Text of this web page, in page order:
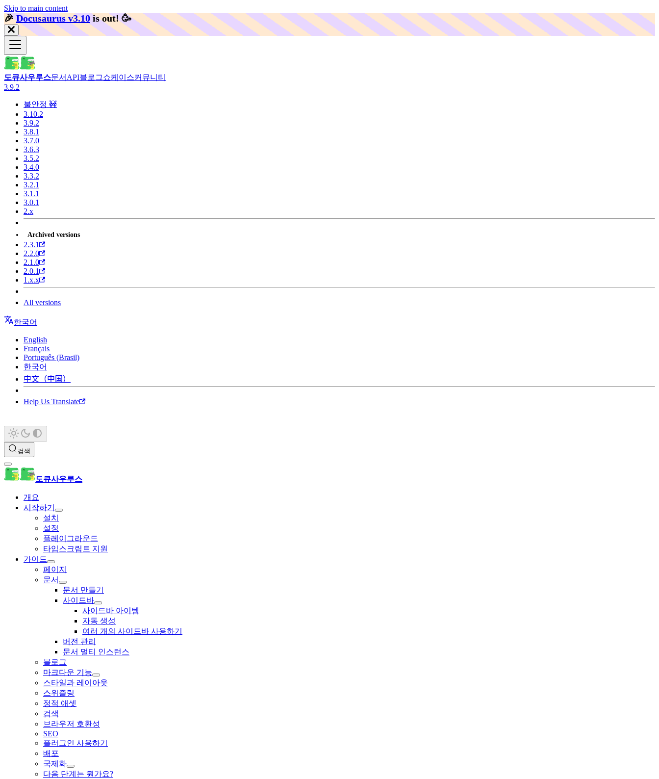
Skip to main content
🎉️Docusaurus v3.10 is out! 🥳️
도큐사우루스문서 API블로그쇼케이스커뮤니티
3.9.2
불안정 🚧
3.10.2
3.9.2
3.8.1
3.7.0
3.6.3
3.5.2
3.4.0
3.3.2
3.2.1
3.1.1
3.0.1
2.x
Archived versions
2.3.1
2.2.0
2.1.0
2.0.1
1.x.x
All versions
한국어
English
Français
Português (Brasil)
한국어
中文（中国）
Help Us Translate
검색
도큐사우루스
개요
시작하기
설치
설정
플레이그라운드
타입스크립트 지원
가이드
페이지
문서
문서 만들기
사이드바
사이드바 아이템
자동 생성
여러 개의 사이드바 사용하기
버전 관리
문서 멀티 인스턴스
블로그
마크다운 기능
스타일과 레이아웃
스위즐링
정적 애셋
검색
브라우저 호환성
SEO
플러그인 사용하기
배포
국제화
다음 단계는 뭔가요?